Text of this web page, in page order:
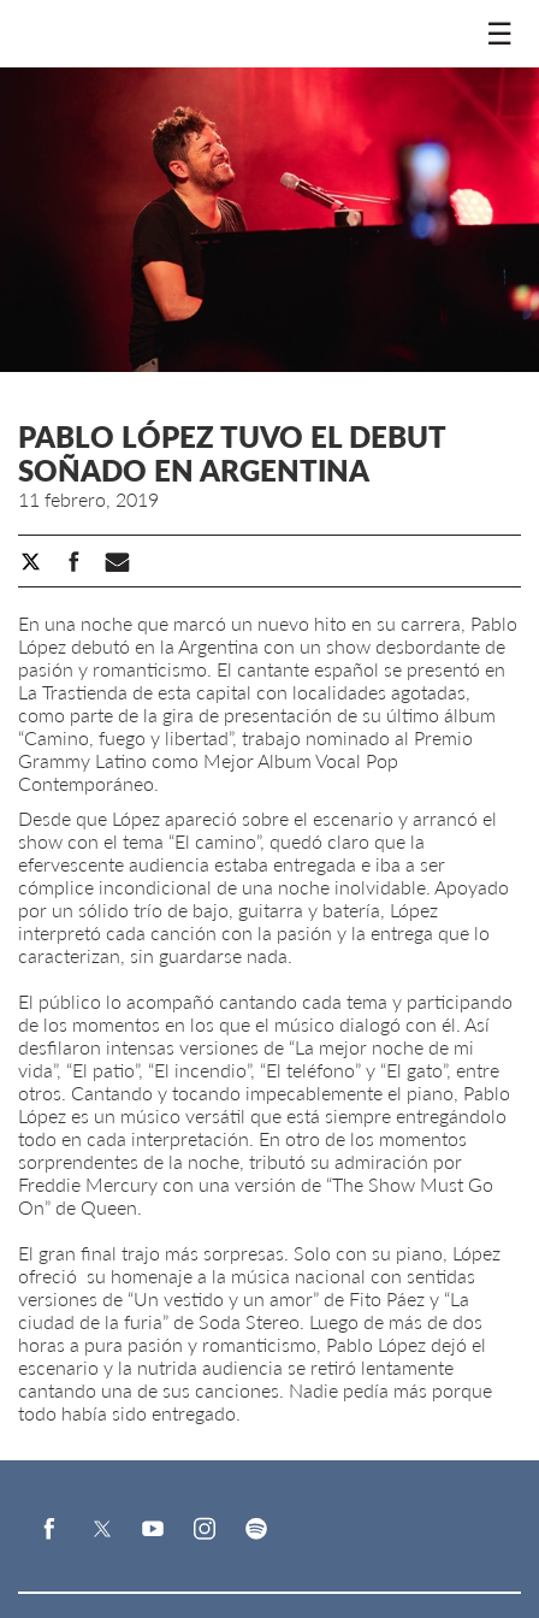
☰
PABLO LÓPEZ TUVO EL DEBUT
SOÑADO EN ARGENTINA
11 febrero, 2019
En una noche que marcó un nuevo hito en su carrera, Pablo
López debutó en la Argentina con un show desbordante de
pasión y romanticismo. El cantante español se presentó en
La Trastienda de esta capital con localidades agotadas,
como parte de la gira de presentación de su último álbum
“Camino, fuego y libertad”, trabajo nominado al Premio
Grammy Latino como Mejor Album Vocal Pop
Contemporáneo.
Desde que López apareció sobre el escenario y arrancó el
show con el tema “El camino”, quedó claro que la
efervescente audiencia estaba entregada e iba a ser
cómplice incondicional de una noche inolvidable. Apoyado
por un sólido trío de bajo, guitarra y batería, López
interpretó cada canción con la pasión y la entrega que lo
caracterizan, sin guardarse nada.
El público lo acompañó cantando cada tema y participando
de los momentos en los que el músico dialogó con él. Así
desfilaron intensas versiones de “La mejor noche de mi
vida”, “El patio”, “El incendio”, “El teléfono” y “El gato”, entre
otros. Cantando y tocando impecablemente el piano, Pablo
López es un músico versátil que está siempre entregándolo
todo en cada interpretación. En otro de los momentos
sorprendentes de la noche, tributó su admiración por
Freddie Mercury con una versión de “The Show Must Go
On” de Queen.
El gran final trajo más sorpresas. Solo con su piano, López
ofreció su homenaje a la música nacional con sentidas
versiones de “Un vestido y un amor” de Fito Páez y “La
ciudad de la furia” de Soda Stereo. Luego de más de dos
horas a pura pasión y romanticismo, Pablo López dejó el
escenario y la nutrida audiencia se retiró lentamente
cantando una de sus canciones. Nadie pedía más porque
todo había sido entregado.